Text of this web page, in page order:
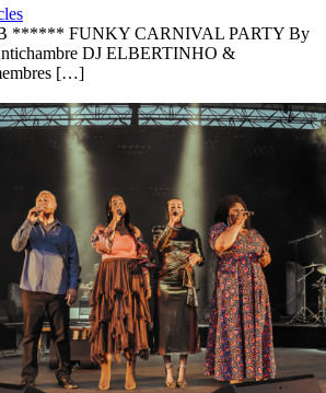
****** FUNKY CARNIVAL PARTY By
DJ ELBERTINHO &
[…]